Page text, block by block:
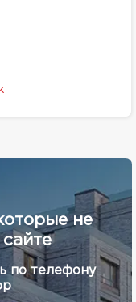
не
по телефону